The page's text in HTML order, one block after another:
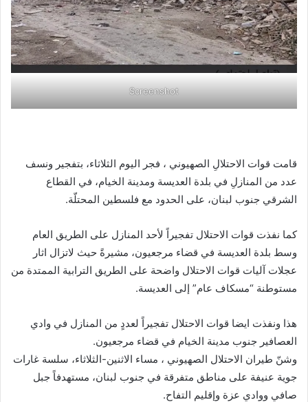
Screenshot
قامت قوات الاحتلالِ الصهيوني ، فجر اليوم الثلاثاء، بتفجير ونسف
عدد من المنازلِ في بلدة العديسة ومدينة الخيام، في القطاع
الشرقي جنوب لبنان، على الحدود مع فلسطين المحتلّة.
كما نفذت قوات الاحتلال تفجيراً لأحد المنازل على الطريق العام
وسط بلدة العديسة في قضاء مرجعيون، مشيرةً حيث لاتزال اثار
عجلات آليات قوات الاحتلال واضحة على الطريق الترابية الممتدة من
مستوطنة “مسكاف عام” إلى العديسة.
هذا ونفذت ايضا قوات الاحتلال تفجيراً لعددٍ من المنازل في وادي
العصافير جنوب مدينة الخيام في قضاء مرجعيون.
وشنّ طيران الاحتلال الصهيوني ، مساء الاثنين-الثلاثاء، سلسة غارات
جوية عنيفة على مناطق متفرقة في جنوب لبنان، مستهدفاً جبل
صافي ووادي عزة وإقليم التفاح.